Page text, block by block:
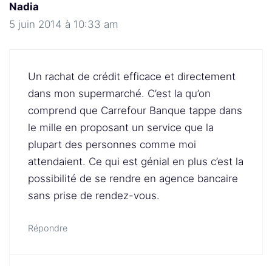
Nadia
5 juin 2014 à 10:33 am
Un rachat de crédit efficace et directement
dans mon supermarché. C’est la qu’on
comprend que Carrefour Banque tappe dans
le mille en proposant un service que la
plupart des personnes comme moi
attendaient. Ce qui est génial en plus c’est la
possibilité de se rendre en agence bancaire
sans prise de rendez-vous.
Répondre